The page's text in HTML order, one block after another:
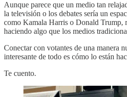
Aunque parece que un medio tan
la televisión o los debates sería un
como Kamala Harris o Donald Trump,
haciendo algo que los medios
Conectar con votantes de una manera
interesante de todo es cómo lo están
Te cuento.